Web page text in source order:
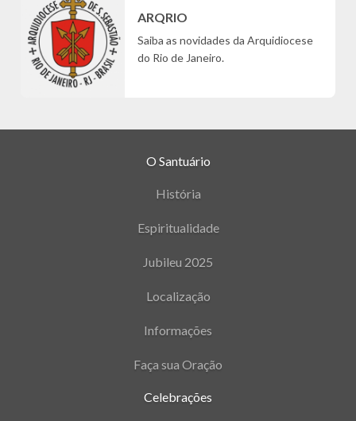
ARQRIO
Saiba as novidades da Arquidiocese
do Rio de Janeiro.
O Santuário
História
Espiritualidade
Jubileu 2025
Localização
Informações
Faça sua Oração
Celebrações